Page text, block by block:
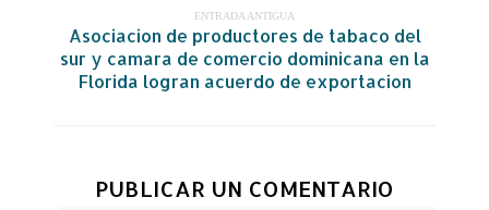
ENTRADA ANTIGUA
Asociacion de productores de tabaco del
sur y camara de comercio dominicana en la
Florida logran acuerdo de exportacion
PUBLICAR UN COMENTARIO